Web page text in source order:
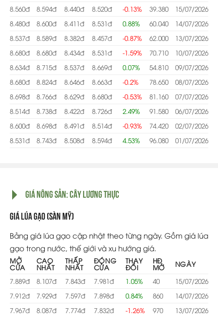
8.560đ
8.594đ 8.440đ 8.520đ -0.13% 39.380
15/07/2026
8.480đ
8.600đ 8.411đ 8.531đ 0.88% 60.040
14/07/2026
8.537đ
8.589đ 8.382đ 8.457đ -0.87% 62.000
13/07/2026
8.680đ
8.680đ 8.434đ 8.531đ -1.59% 70.710
10/07/2026
8.634đ
8.715đ 8.537đ 8.669đ 0.07% 54.810
09/07/2026
8.680đ
8.824đ 8.646đ 8.663đ -0.2% 78.650
08/07/2026
8.698đ
8.766đ 8.629đ 8.680đ -0.53% 81.160
07/07/2026
8.514đ
8.738đ 8.422đ 8.726đ 2.49% 91.580
06/07/2026
8.600đ
8.698đ 8.491đ 8.514đ -0.93% 74.420
02/07/2026
8.531đ
8.743đ 8.508đ 8.594đ 4.53% 96.080 01/07/2026
GIÁ NÔNG SẢN: CÂY LƯƠNG THỰC
Giá lúa gạo (Sàn Mỹ)
Bảng giá lúa gạo cập nhật theo từng ngày. Gồm giá lúa
gạo trong nước, thế giới và xu hướng giá.
MỞ
CỬA
CAO
NHẤT
THẤP
NHẤT
ĐÓNG
CỬA
THAY
ĐỔI
HĐ
MỞ
NGÀY
7.889đ
8.107đ 7.843đ 7.981đ 1.05% 40
15/07/2026
7.912đ
7.929đ 7.597đ 7.898đ 0.84% 860
14/07/2026
7.967đ
8.087đ 7.774đ 7.832đ -1.26% 970 13/07/2026